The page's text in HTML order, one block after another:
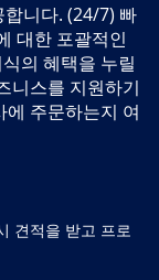
니다. (24/7) 빠
대한 포괄적인
의 혜택을 누릴
니스를 지원하기
주문하는지 여
견적을 받고 프로